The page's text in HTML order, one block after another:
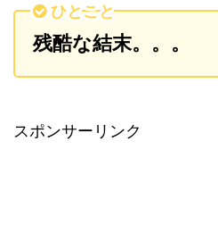
ひとこと
残酷な結末。。。
スポンサーリンク